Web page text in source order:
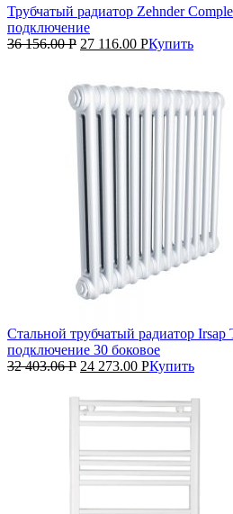
Трубчатый радиатор Zehnder
подключение
36 156.00Р 27 116.00 РКупить
Стальной трубчатый радиатор Irsap
подключение 30 боковое
32 403.06Р 24 273.00 РКупить